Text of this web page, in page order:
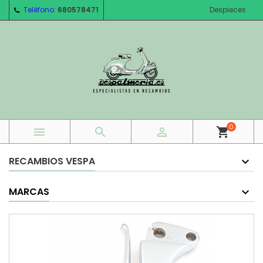
Teléfono: 680578471 Despieces
   shopping_cart0
RECAMBIOS VESPA
MARCAS